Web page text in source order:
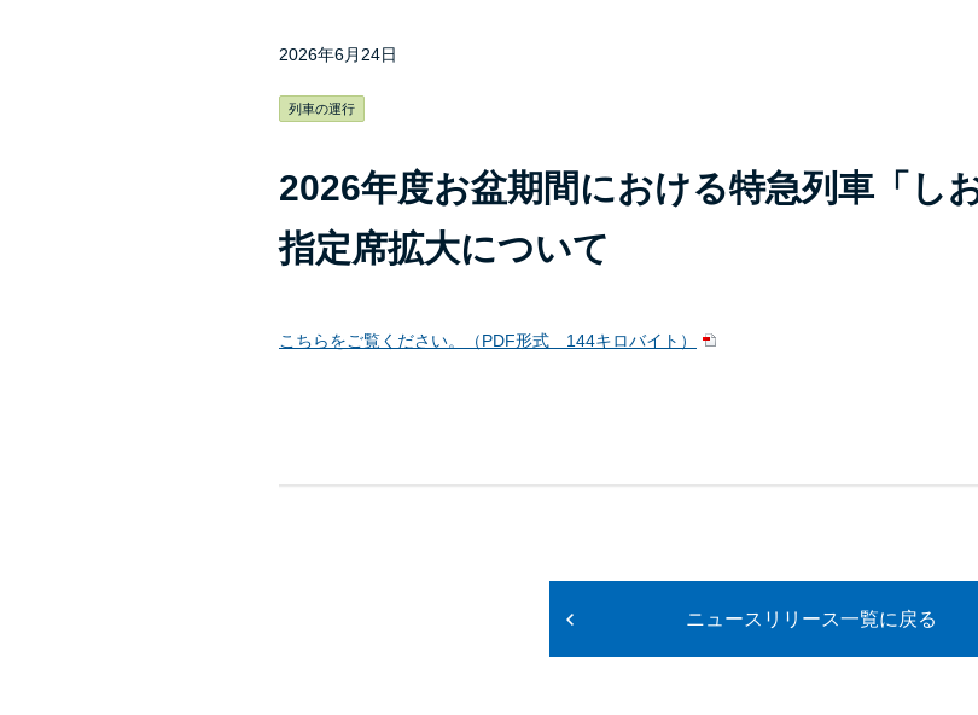
2026年6月24日
列車の運行
2026年度お盆期間における特急列車「し
指定席拡大について
こちらをご覧ください。（PDF形式 144キロバイト）
ニュースリリース一覧に戻る